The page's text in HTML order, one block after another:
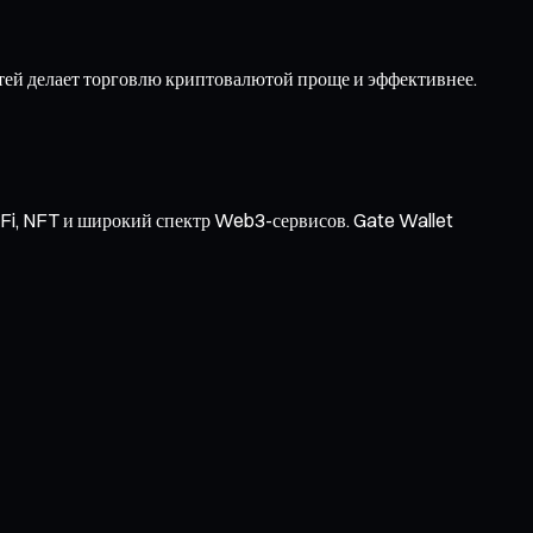
делает торговлю криптовалютой проще и эффективнее.
NFT и широкий спектр Web3-сервисов. Gate Wallet